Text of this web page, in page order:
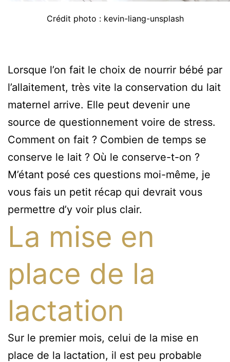
Crédit photo : kevin-liang-unsplash
Lorsque l’on fait le choix de nourrir bébé par
l’allaitement, très vite la conservation du lait
maternel arrive. Elle peut devenir une
source de questionnement voire de stress.
Comment on fait ? Combien de temps se
conserve le lait ? Où le conserve-t-on ?
M’étant posé ces questions moi-même, je
vous fais un petit récap qui devrait vous
permettre d’y voir plus clair.
La mise en
place de la
lactation
Sur le premier mois, celui de la mise en
place de la lactation, il est peu probable